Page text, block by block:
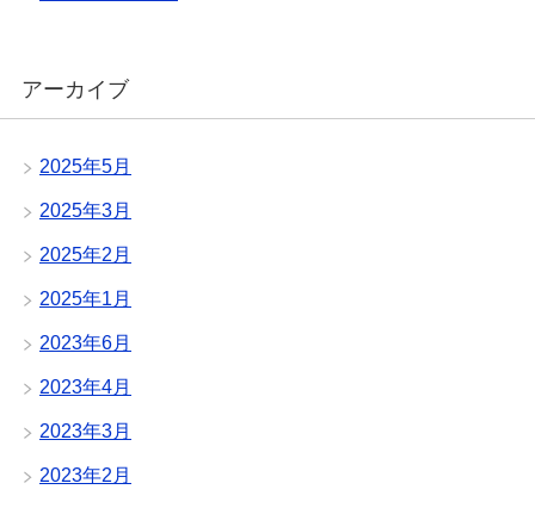
アーカイブ
2025年5月
2025年3月
2025年2月
2025年1月
2023年6月
2023年4月
2023年3月
2023年2月